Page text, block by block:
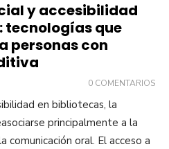
y accesibilidad
tecnologías que
personas con
0 COMENTARIOS
en bibliotecas, la
principalmente a la
comunicación oral. El acceso a